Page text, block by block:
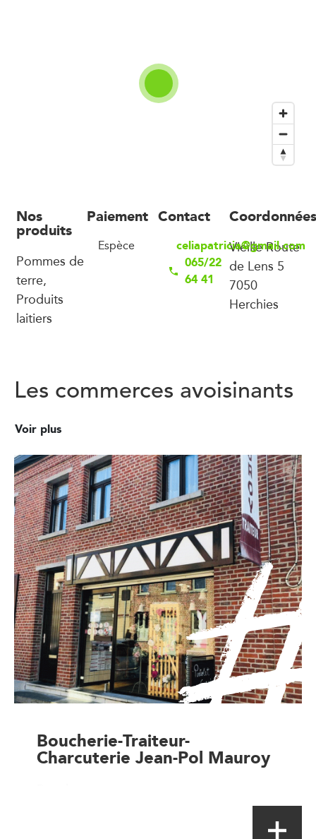
Nos
produits
Pommes de
terre,
Produits
laitiers
Paiement
Espèce
Contact
celiapatricia@gmail.com
065/22
64 41
Coordonnées
Vieille Route
de Lens 5
7050
Herchies
Les commerces avoisinants
Voir plus
Boucherie-Traiteur-
Charcuterie Jean-Pol Mauroy